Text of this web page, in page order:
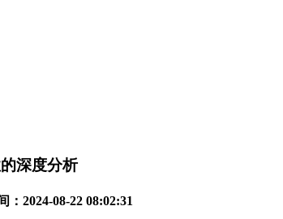
深度分析
2024-08-22 08:02:31